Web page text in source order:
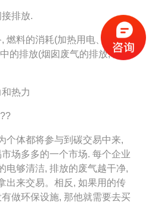
排放.
燃料的消耗(加热用电、液化
的排放(烟囱废气的排放, 燃烧
热力
个体都将参与到碳交易中来,
场多多的一个市场. 每个企业
电够清洁, 排放的废气越干净,
出来交易。相反, 如果用的传
做环保设施, 那他就需要去买